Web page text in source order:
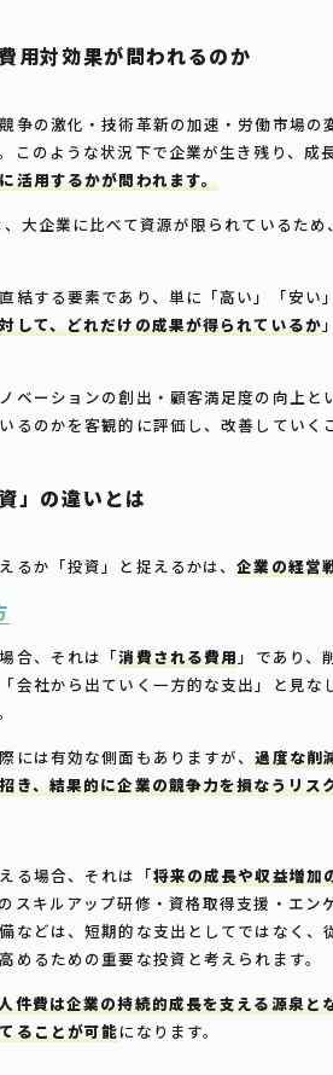
用対効果が問われるのか
争の激化・技術革新の加速・労働市場の
このような状況下で企業が生き残り、成
活用するかが問われます。
大企業に比べて資源が限られているた
結する要素であり、単に「高い」「安い
して、どれだけの成果が得られているか
ベーションの創出・顧客満足度の向上と
るのかを客観的に評価し、改善していく
」の違いとは
るか「投資」と捉えるかは、企業の経営
合、それは「消費される費用 」であり、
会社から出ていく一方的な支出」と見な
には有効な側面もありますが、過度な削
き、結果的に企業の競争力を損なうリス
る場合、それは「将来の成長や収益増加
スキルアップ研修・資格取得支援・エン
などは、短期的な支出としてではなく、
めるための重要な投資と考えられます。
人件費は企業の持続的成長を支える源泉と
ることが可能になります。